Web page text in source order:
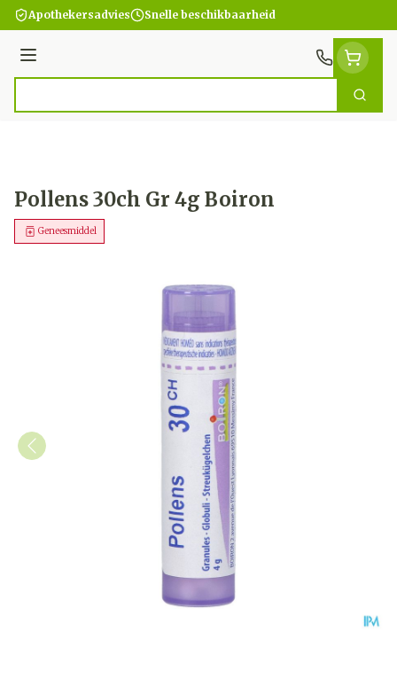
Ga naar de inhoud
Apothekersadvies Snelle beschikbaarheid
Menu
Zoek
Pollens 30ch Gr 4g Boiron
Geneesmiddel